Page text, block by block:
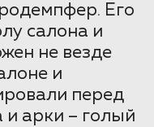
Его
салона и
не везде
и
перед
арки – голый